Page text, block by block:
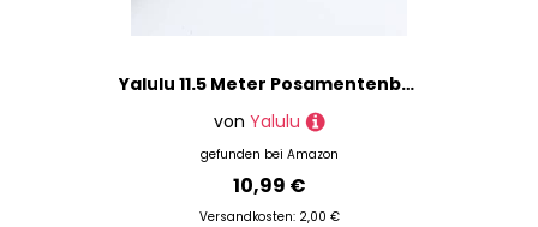
Yalulu 11.5 Meter Posamentenborte Gimp Braid Trim Dekoborte Bordüre Borte Schmuckband Spitze Für Kostüme DIY Nähen Schmuck Herstellung Vorhang Dekoration (Hellblau)
von Yalulu
gefunden bei Amazon
10,99 €
Versandkosten: 2,00 €